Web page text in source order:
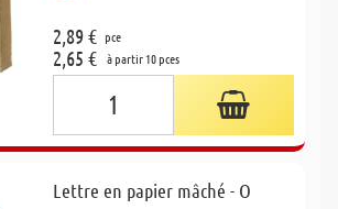
2,89 € pce
2,65 € à partir 10 pces
Lettre en papier mâché - O